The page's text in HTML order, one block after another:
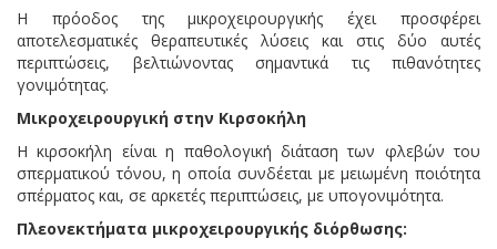
Η πρόοδος της μικροχειρουργικής έχει προσφέρει
αποτελεσματικές θεραπευτικές λύσεις και στις δύο αυτές
περιπτώσεις, βελτιώνοντας σημαντικά τις πιθανότητες
γονιμότητας.
Μικροχειρουργική στην Κιρσοκήλη
Η κιρσοκήλη είναι η παθολογική διάταση των φλεβών του
σπερματικού τόνου, η οποία συνδέεται με μειωμένη ποιότητα
σπέρματος και, σε αρκετές περιπτώσεις, με υπογονιμότητα.
Πλεονεκτήματα μικροχειρουργικής διόρθωσης: